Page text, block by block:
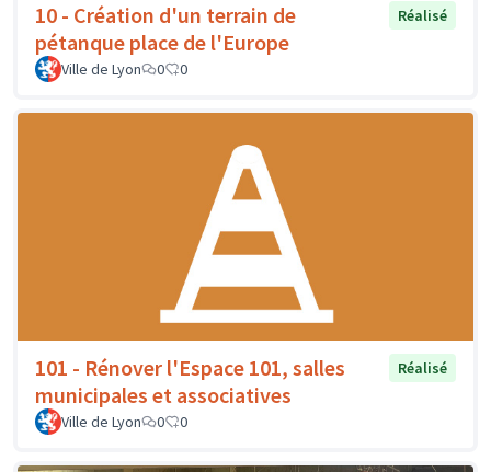
10 - Création d'un terrain de
pétanque place de l'Europe
Réalisé
Ville de Lyon 0 0
101 - Rénover l'Espace 101, salles
municipales et associatives
Réalisé
Ville de Lyon 0 0